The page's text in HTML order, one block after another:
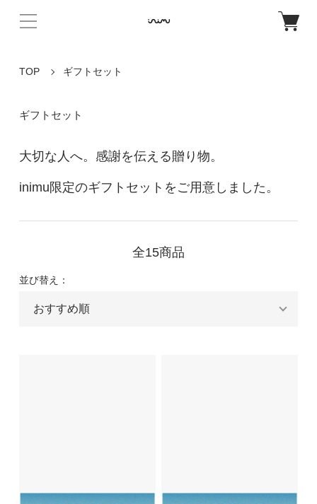
TOP ギフトセット
ギフトセット
大切な人へ。感謝を伝える贈り物。
inimu限定のギフトセットをご用意しました。
全15商品
並び替え：